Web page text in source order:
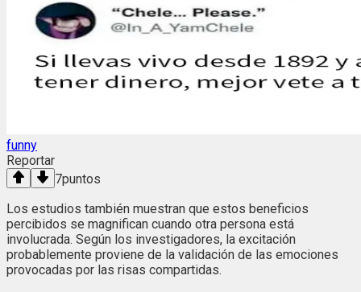
funny
Reportar
7puntos
Los estudios también muestran que estos beneficios
percibidos se magnifican cuando otra persona está
involucrada. Según los investigadores, la excitación
probablemente proviene de la validación de las emociones
provocadas por las risas compartidas.